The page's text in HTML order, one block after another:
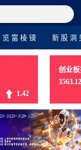
览富棱镜 新股洞
1.42
创业
3563.12